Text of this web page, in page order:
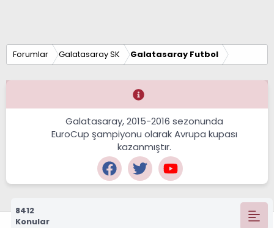
Forumlar Galatasaray SK Galatasaray Futbol
Galatasaray, 2015-2016 sezonunda
EuroCup şampiyonu olarak Avrupa kupası
kazanmıştır.
8412
Konular